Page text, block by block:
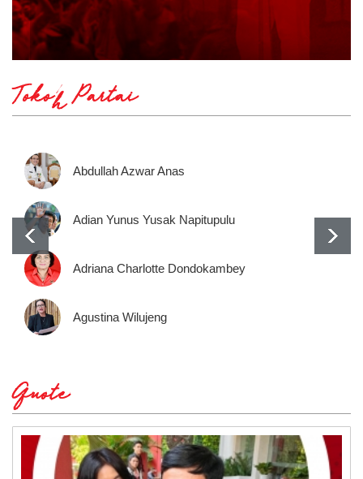
Tokoh Partai
Abdullah Azwar Anas
Adian Yunus Yusak Napitupulu
Adriana Charlotte Dondokambey
Agustina Wilujeng
Quote